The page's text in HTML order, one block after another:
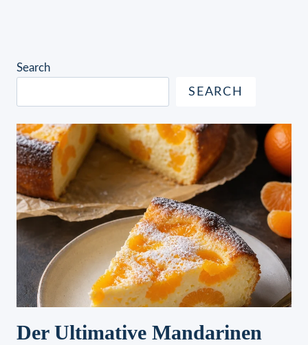
Search
SEARCH
Der Ultimative Mandarinen